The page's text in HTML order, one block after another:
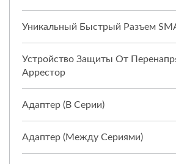
Уникальный Быстрый Разъем
Устройство Защиты От
Аррестор
Адаптер (в Серии)
Адаптер (между Сериями)